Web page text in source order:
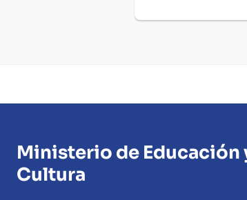
Ministerio de Educación
Cultura